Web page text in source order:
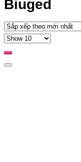
Biuged